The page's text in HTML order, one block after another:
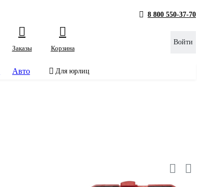
8 800 550-37-70
Заказы Корзина
Войти
Авто Для юрлиц